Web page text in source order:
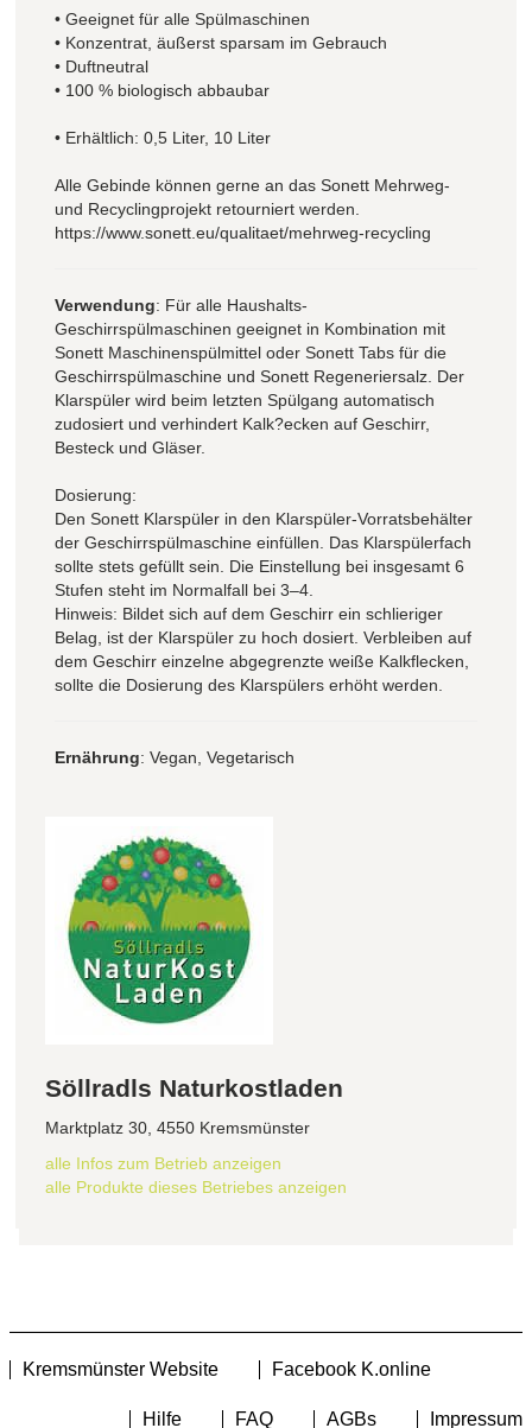
• Geeignet für alle Spülmaschinen
• Konzentrat, äußerst sparsam im Gebrauch
• Duftneutral
• 100 % biologisch abbaubar
• Erhältlich: 0,5 Liter, 10 Liter
Alle Gebinde können gerne an das Sonett Mehrweg-
und Recyclingprojekt retourniert werden.
https://www.sonett.eu/qualitaet/mehrweg-recycling
Verwendung: Für alle Haushalts-
Geschirrspülmaschinen geeignet in Kombination mit
Sonett Maschinenspülmittel oder Sonett Tabs für die
Geschirrspülmaschine und Sonett Regeneriersalz. Der
Klarspüler wird beim letzten Spülgang automatisch
zudosiert und verhindert Kalk?ecken auf Geschirr,
Besteck und Gläser.
Dosierung:
Den Sonett Klarspüler in den Klarspüler-Vorratsbehälter
der Geschirrspülmaschine einfüllen. Das Klarspülerfach
sollte stets gefüllt sein. Die Einstellung bei insgesamt 6
Stufen steht im Normalfall bei 3–4.
Hinweis: Bildet sich auf dem Geschirr ein schlieriger
Belag, ist der Klarspüler zu hoch dosiert. Verbleiben auf
dem Geschirr einzelne abgegrenzte weiße Kalkflecken,
sollte die Dosierung des Klarspülers erhöht werden.
Ernährung: Vegan, Vegetarisch
Söllradls Naturkostladen
Marktplatz 30, 4550 Kremsmünster
alle Infos zum Betrieb anzeigen
alle Produkte dieses Betriebes anzeigen
Kremsmünster Website Facebook K.online
Hilfe FAQ AGBs Impressum